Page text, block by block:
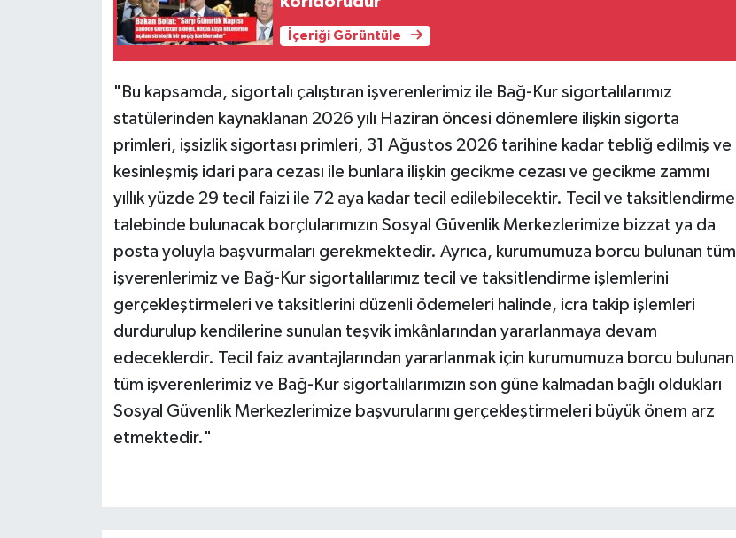
İçeriği Görüntüle
"Bu kapsamda, sigortalı çalıştıran işverenlerimiz ile Bağ-Kur sigortalılarımız
statülerinden kaynaklanan 2026 yılı Haziran öncesi dönemlere ilişkin sigorta
primleri, işsizlik sigortası primleri, 31 Ağustos 2026 tarihine kadar tebliğ edilmiş ve
kesinleşmiş idari para cezası ile bunlara ilişkin gecikme cezası ve gecikme zammı
yıllık yüzde 29 tecil faizi ile 72 aya kadar tecil edilebilecektir. Tecil ve taksitlendirme
talebinde bulunacak borçlularımızın Sosyal Güvenlik Merkezlerimize bizzat ya da
posta yoluyla başvurmaları gerekmektedir. Ayrıca, kurumumuza borcu bulunan tüm
işverenlerimiz ve Bağ-Kur sigortalılarımız tecil ve taksitlendirme işlemlerini
gerçekleştirmeleri ve taksitlerini düzenli ödemeleri halinde, icra takip işlemleri
durdurulup kendilerine sunulan teşvik imkânlarından yararlanmaya devam
edeceklerdir. Tecil faiz avantajlarından yararlanmak için kurumumuza borcu bulunan
tüm işverenlerimiz ve Bağ-Kur sigortalılarımızın son güne kalmadan bağlı oldukları
Sosyal Güvenlik Merkezlerimize başvurularını gerçekleştirmeleri büyük önem arz
etmektedir."